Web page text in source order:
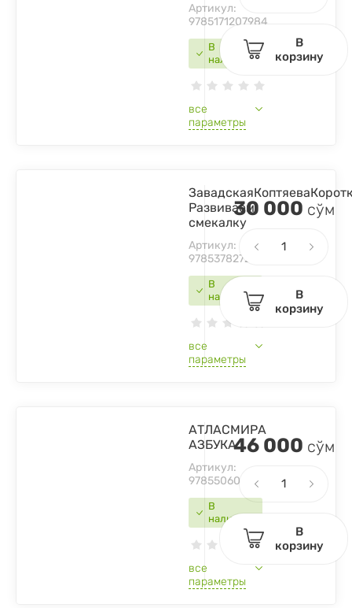
В
наличии
Артикул:
9785171207984
все
параметры
В
корзину
В
наличии
Развиваем
смекалку
Артикул:
9785378272136
все
параметры
30 000 сўм
В
корзину
В
наличии
АТЛАСМИРА
АЗБУКА
Артикул:
9785506064008
все
параметры
46 000 сўм
В
корзину